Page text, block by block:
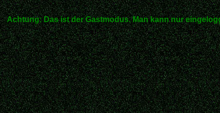
Achtung: Das ist der Gastmodus. Man kann nur